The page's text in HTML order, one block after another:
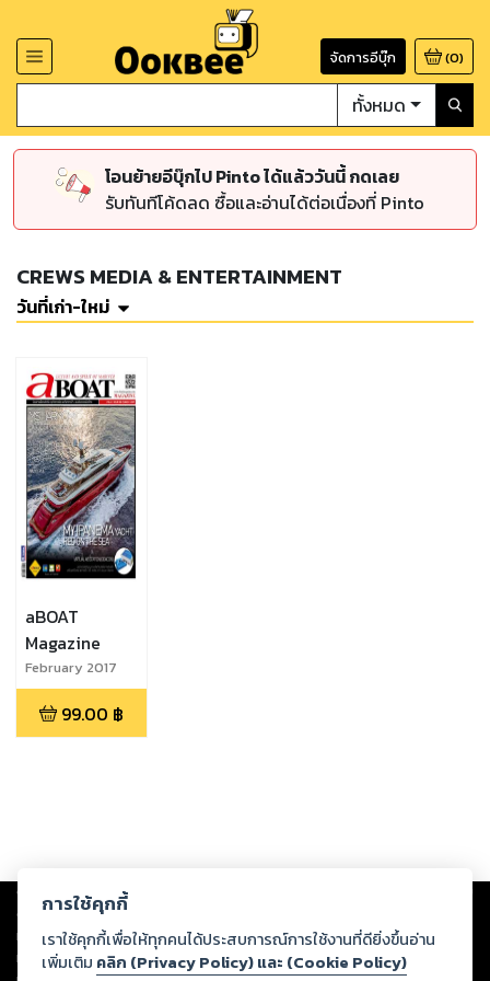
จัดการอีบุ๊ก (0)
ทั้งหมด
โอนย้ายอีบุ๊กไป Pinto ได้แล้ววันนี้ กดเลย
รับทันทีโค้ดลด ซื้อและอ่านได้ต่อเนื่องที่ Pinto
CREWS MEDIA & ENTERTAINMENT
วันที่เก่า-ใหม่
aBOAT
Magazine
February 2017
99.00 ฿
Copyright © 2026
ต่อผลงานหรือเนื้อหาใดที่อัปโหลดผ่านเว็บไซต์และปรากฏว่าละเมิดสิทธิใน
ทรัพย์สินทางปัญญาของบุคคลอื่นหรือขัดต่อกฎหมายและศีลธรรม ดังนั้น ผู้อ่าน
ทุกท่านโปรดใช้วิจารณญาณในการกลั่นกรองด้วยตนเอง และหากท่านพบว่าส่วน
การใช้คุกกี้
เราใช้คุกกี้เพื่อให้ทุกคนได้ประสบการณ์การใช้งานที่ดียิ่งขึ้นอ่าน
เพิ่มเติม คลิก (Privacy Policy) และ (Cookie Policy)